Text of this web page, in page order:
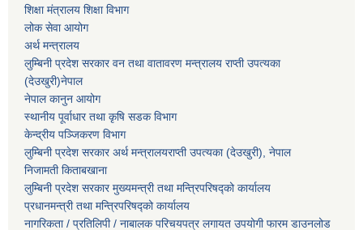
शिक्षा मंत्रालय शिक्षा विभाग
लोक सेवा आयोग
अर्थ मन्त्रालय
लुम्बिनी प्रदेश सरकार वन तथा वातावरण मन्त्रालय राप्ती उपत्यका
(देउखुरी)नेपाल
नेपाल कानुन आयोग
स्थानीय पूर्वाधार तथा कृषि सडक विभाग
केन्द्रीय पञ्जिकरण विभाग
लुम्बिनी प्रदेश सरकार अर्थ मन्त्रालयराप्ती उपत्यका (देउखुरी), नेपाल
निजामती किताबखाना
लुम्बिनी प्रदेश सरकार मुख्यमन्त्री तथा मन्त्रिपरिषद्को कार्यालय
प्रधानमन्त्री तथा मन्त्रिपरिषद्को कार्यालय
नागरिकता / प्रतिलिपी / नाबालक परिचयपत्र लगायत उपयोगी फारम डाउनलोड